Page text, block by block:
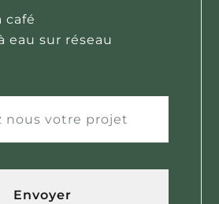
café
eau sur réseau
Envoyer